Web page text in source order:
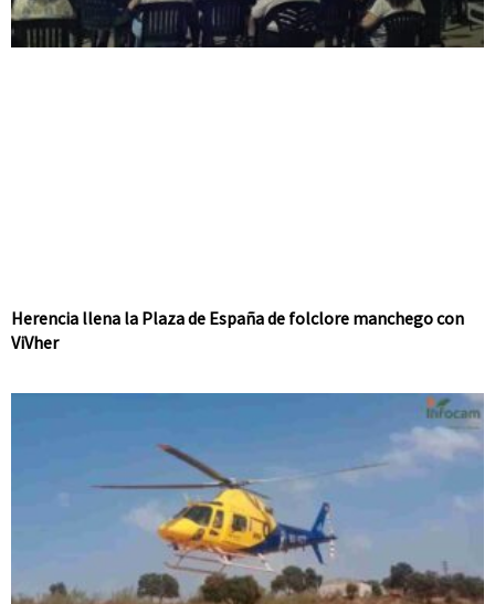
Herencia llena la Plaza de España de folclore manchego con
ViVher